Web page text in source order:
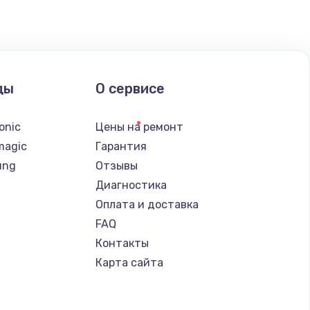
О сервисе
Цены на ремонт
Гарантия
Отзывы
Диагностика
Оплата и доставка
FAQ
Контакты
Карта сайта